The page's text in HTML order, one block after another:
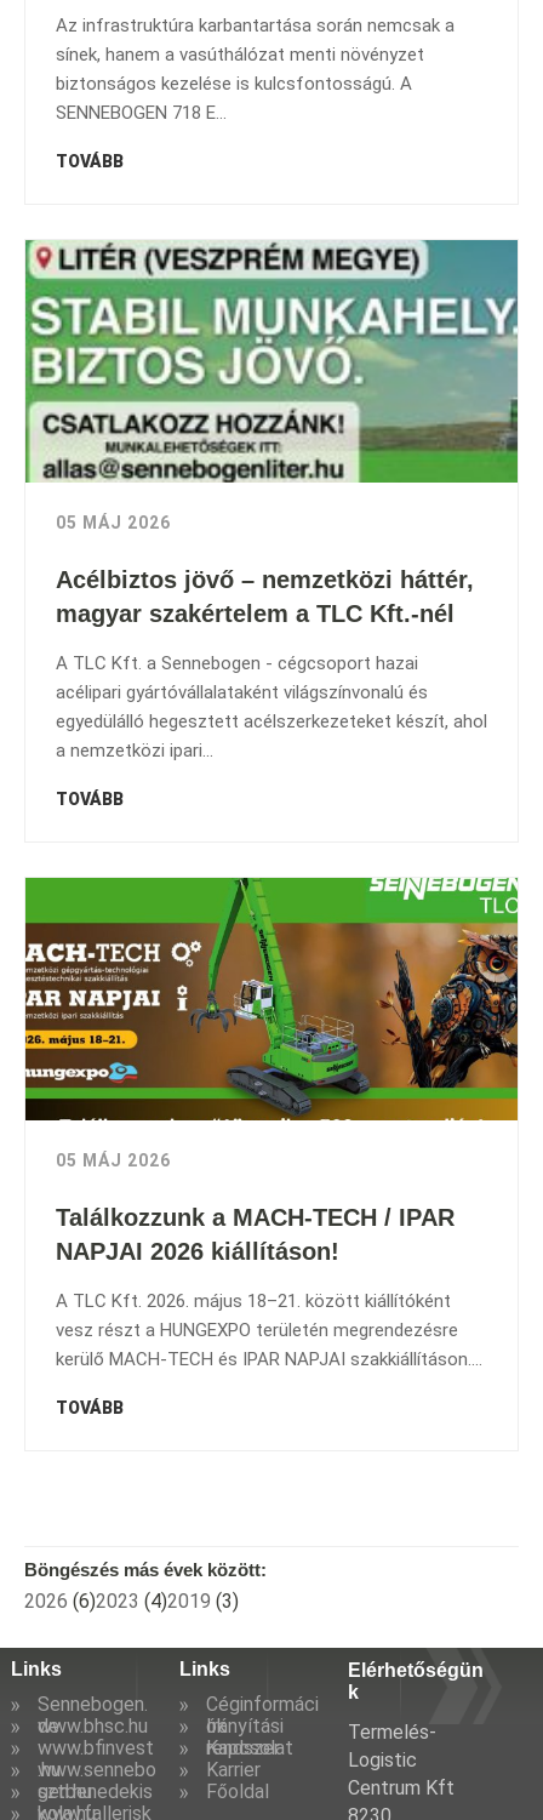
Az infrastruktúra karbantartása során nemcsak a
sínek, hanem a vasúthálózat menti növényzet
biztonságos kezelése is kulcsfontosságú. A
SENNEBOGEN 718 E...
TOVÁBB
05 MÁJ 2026
Acélbiztos jövő – nemzetközi háttér,
magyar szakértelem a TLC Kft.-nél
A TLC Kft. a Sennebogen - cégcsoport hazai
acélipari gyártóvállalataként világszínvonalú és
egyedülálló hegesztett acélszerkezeteket készít, ahol
a nemzetközi ipari...
TOVÁBB
05 MÁJ 2026
Találkozzunk a MACH-TECH / IPAR
NAPJAI 2026 kiállításon!
A TLC Kft. 2026. május 18–21. között kiállítóként
vesz részt a HUNGEXPO területén megrendezésre
kerülő MACH-TECH és IPAR NAPJAI szakkiállításon....
TOVÁBB
Böngészés más évek között:
2026 (6)2023 (4)2019 (3)
Links
Sennebogen.
de
www.bhsc.hu
www.bfinvest
.hu
www.sennebo
gen.hu
sztbenedekis
kola.hu
www.fallerisk
Links
Céginformáci
ók
Irányítási
rendszer
Kapcsolat
Karrier
Főoldal
Elérhetőségün
k
Termelés-
Logistic
Centrum Kft